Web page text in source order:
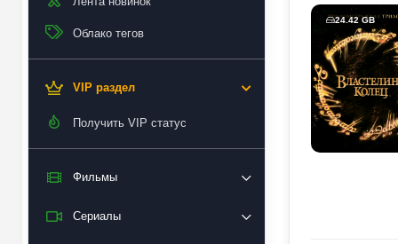
Облако тегов
VIP раздел
Получить VIP статус
Фильмы
Сериалы
24.42 GB